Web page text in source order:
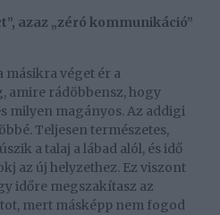
azaz „zéró kommunikáció”
véget ér a
amire rádöbbensz, hogy
milyen magányos. Az addigi
Teljesen természetes,
a talaj a lábad alól, és idő
az új helyzethez. Ez viszont
időre megszakítasz az
mert másképp nem fogod